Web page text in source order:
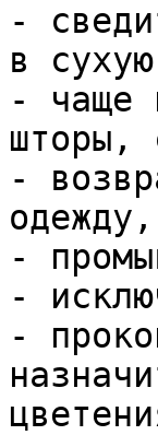
-
в
- чаще
шторы,
-
-
-
-